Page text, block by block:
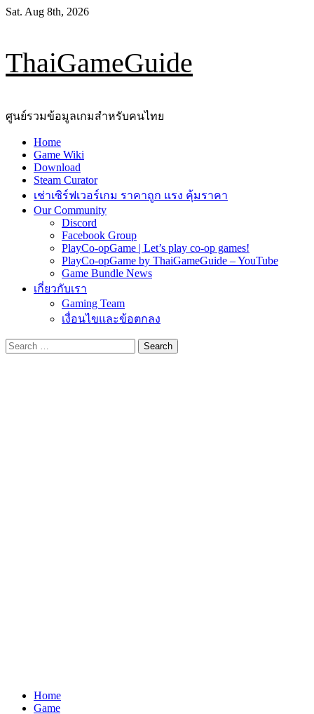
Skip
Sat. Aug 8th, 2026
ThaiGameGuide
ศูนย์รวมข้อมูลเกมสำหรับคนไทย
Primary
Menu
Home
Game Wiki
Download
Steam Curator
เช่าเซิร์ฟเวอร์เกม ราคาถูก แรง คุ้มราคา
Our Community
Discord
Facebook Group
PlayCo-opGame | Let’s play co-op games!
PlayCo-opGame by ThaiGameGuide – YouTube
Game Bundle News
เกี่ยวกับเรา
Gaming Team
เงื่อนไขและข้อตกลง
Search
for:
Home
Game